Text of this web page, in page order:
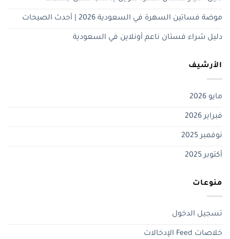
موضة فساتين السهرة في السعودية 2026 | أحدث الصيحات
دليل شراء فستان ناعم أونلاين في السعودية
الأرشيف
مايو 2026
فبراير 2026
نوفمبر 2025
أكتوبر 2025
منوعات
تسجيل الدخول
خلاصات Feed الإدخالات